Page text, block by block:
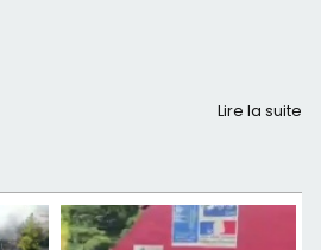
Lire la suite